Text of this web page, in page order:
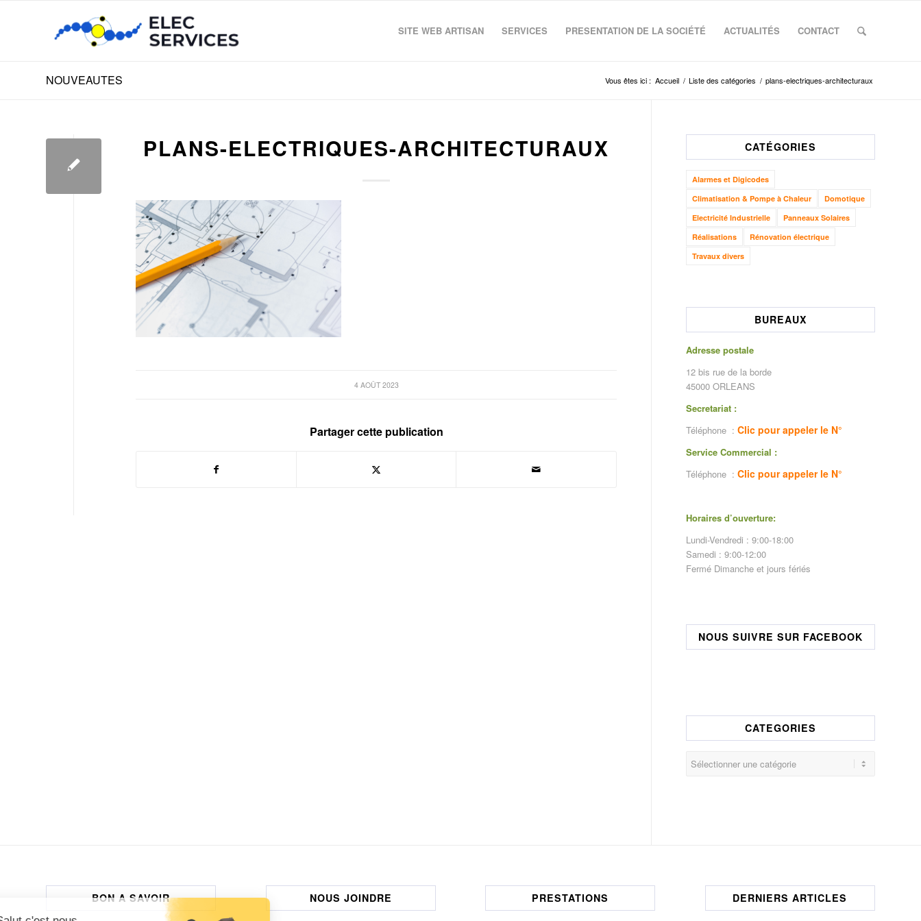
SITE WEB ARTISAN SERVICES PRESENTATION DE LA SOCIÉTÉ ACTUALITÉS CONTACT
NOUVEAUTES Vous êtes ici : Accueil / Liste des catégories / plans-electriques-architecturaux
PLANS-ELECTRIQUES-ARCHITECTURAUX
4 AOÛT 2023
Partager cette publication
CATÉGORIES
Alarmes et Digicodes
Climatisation & Pompe à Chaleur
Domotique
Electricité Industrielle
Panneaux Solaires
Réalisations
Rénovation électrique
Travaux divers
BUREAUX
Adresse postale
12 bis rue de la borde
45000 ORLEANS
Secretariat :
Téléphone :Clic pour appeler le N°
Service Commercial :
Téléphone :Clic pour appeler le N°
Horaires d’ouverture:
Lundi-Vendredi : 9:00-18:00
Samedi : 9:00-12:00
Fermé Dimanche et jours fériés
NOUS SUIVRE SUR FACEBOOK
CATEGORIES
CATEGORIES
BON A SAVOIR NOUS JOINDRE PRESTATIONS DERNIERS ARTICLES